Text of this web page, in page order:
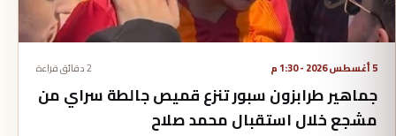
5 أغسطس 2026 - 1:30 م 2 دقائق قراءة
جماهير طرابزون سبور تنزع قميص جالطة سراي من
مشجع خلال استقبال محمد صلاح